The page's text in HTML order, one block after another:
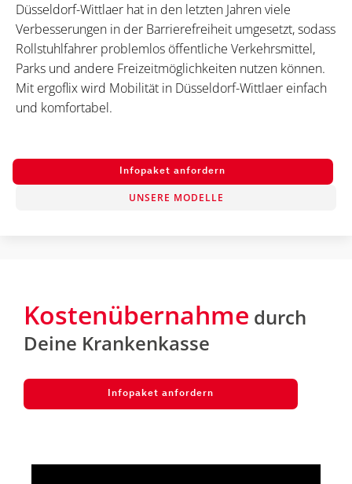
Düsseldorf-Wittlaer hat in den letzten Jahren viele
Verbesserungen in der Barrierefreiheit umgesetzt, sodass
Rollstuhlfahrer problemlos öffentliche Verkehrsmittel,
Parks und andere Freizeitmöglichkeiten nutzen können.
Mit ergoflix wird Mobilität in Düsseldorf-Wittlaer einfach
und komfortabel.
Infopaket anfordern
UNSERE MODELLE
Kostenübernahme durch
Deine Krankenkasse
Infopaket anfordern